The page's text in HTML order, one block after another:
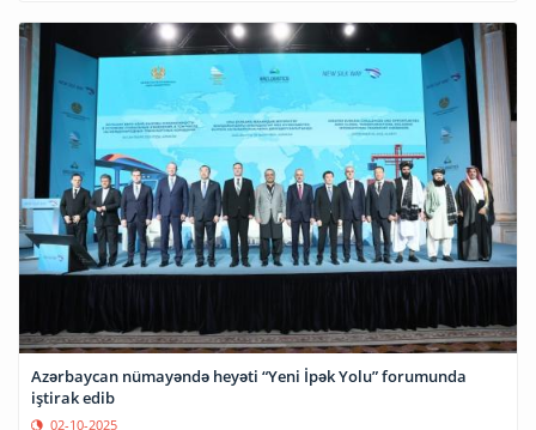
Azərbaycan nümayəndə heyəti “Yeni İpək Yolu” forumunda
iştirak edib
02-10-2025